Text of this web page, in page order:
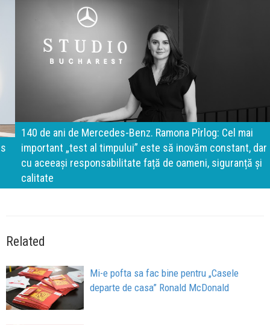
140 de ani de Mercedes-Benz. Ramona Pîrlog: Cel mai
important „test al timpului” este să inovăm constant, dar
cu aceeași responsabilitate față de oameni, siguranță și
calitate
Related
Mi-e pofta sa fac bine pentru „Casele
departe de casa” Ronald McDonald